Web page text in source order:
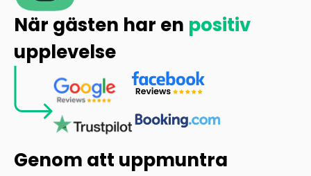
När gästen har en positiv
upplevelse
Genom att uppmuntra